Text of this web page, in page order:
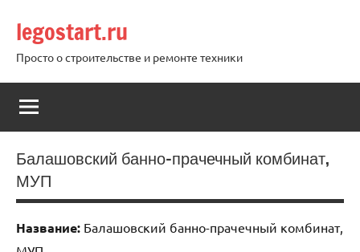
содержимому
legostart.ru
Просто о строительстве и ремонте техники
Балашовский банно-прачечный комбинат,
МУП
Название: Балашовский банно-прачечный комбинат,